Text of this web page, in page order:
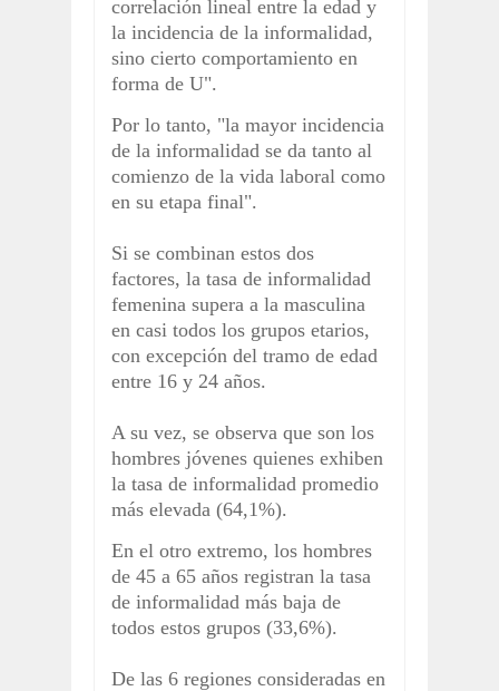
correlación lineal entre la edad y
la incidencia de la informalidad,
sino cierto comportamiento en
forma de U".
Por lo tanto, "la mayor incidencia
de la informalidad se da tanto al
comienzo de la vida laboral como
en su etapa final".
Si se combinan estos dos
factores, la tasa de informalidad
femenina supera a la masculina
en casi todos los grupos etarios,
con excepción del tramo de edad
entre 16 y 24 años.
A su vez, se observa que son los
hombres jóvenes quienes exhiben
la tasa de informalidad promedio
más elevada (64,1%).
En el otro extremo, los hombres
de 45 a 65 años registran la tasa
de informalidad más baja de
todos estos grupos (33,6%).
De las 6 regiones consideradas en